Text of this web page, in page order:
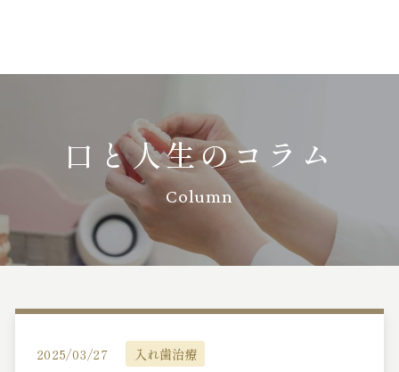
口と人生のコラム
Column
2025/03/27 入れ歯治療